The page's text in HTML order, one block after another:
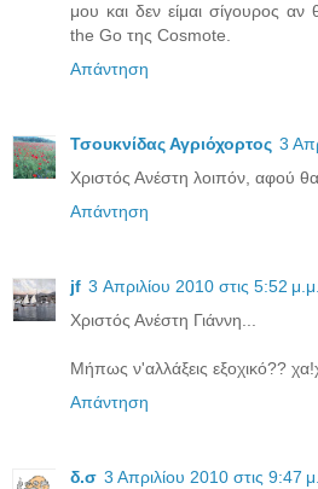
μου και δεν είμαι σίγουρος
the Go της Cosmote.
Απάντηση
Τσουκνίδας Αγριόχορτος 3
Χριστός Ανέστη λοιπόν, αφού
Απάντηση
jf 3 Απριλίου 2010 στις 5:52 μ.μ.
Χριστός Ανέστη Γιάννη...
Μήπως ν'αλλάξεις εξοχικό??
Απάντηση
δ.σ 3 Απριλίου 2010 στις 9:47